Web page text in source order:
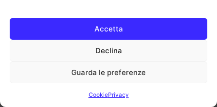
Accetta
Declina
Guarda le preferenze
CookiePrivacy
Migliori mouse verticali sul mercato | Guida